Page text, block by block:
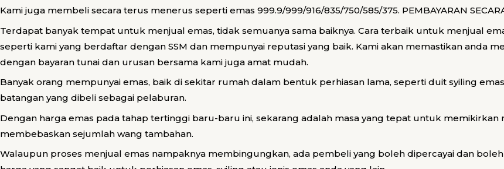
Kami juga membeli secara terus menerus seperti emas 999.9/999/916/835/750/585/375. PEMBAYARAN
Terdapat banyak tempat untuk menjual emas, tidak semuanya sama baiknya. Cara terbaik untuk menjual
seperti kami yang berdaftar dengan SSM dan mempunyai reputasi yang baik. Kami akan memastikan anda
dengan bayaran tunai dan urusan bersama kami juga amat mudah.
Banyak orang mempunyai emas, baik di sekitar rumah dalam bentuk perhiasan lama, seperti duit syiling
batangan yang dibeli sebagai pelaburan.
Dengan harga emas pada tahap tertinggi baru-baru ini, sekarang adalah masa yang tepat untuk memikirkan
membebaskan sejumlah wang tambahan.
Walaupun proses menjual emas nampaknya membingungkan, ada pembeli yang boleh dipercayai dan